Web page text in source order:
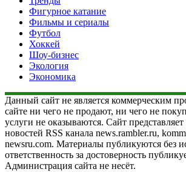
Фигурное катание
Фильмы и сериалы
Футбол
Хоккей
Шоу-бизнес
Экология
Экономика
Данный сайт не является коммерческим
сайте ни чего не продают, ни чего не
услуги не оказываются. Сайт
новостей RSS канала news.rambler.ru,
newsru.com. Материалы публикуются без
ответственность за достоверность
Администрация сайта не несёт.